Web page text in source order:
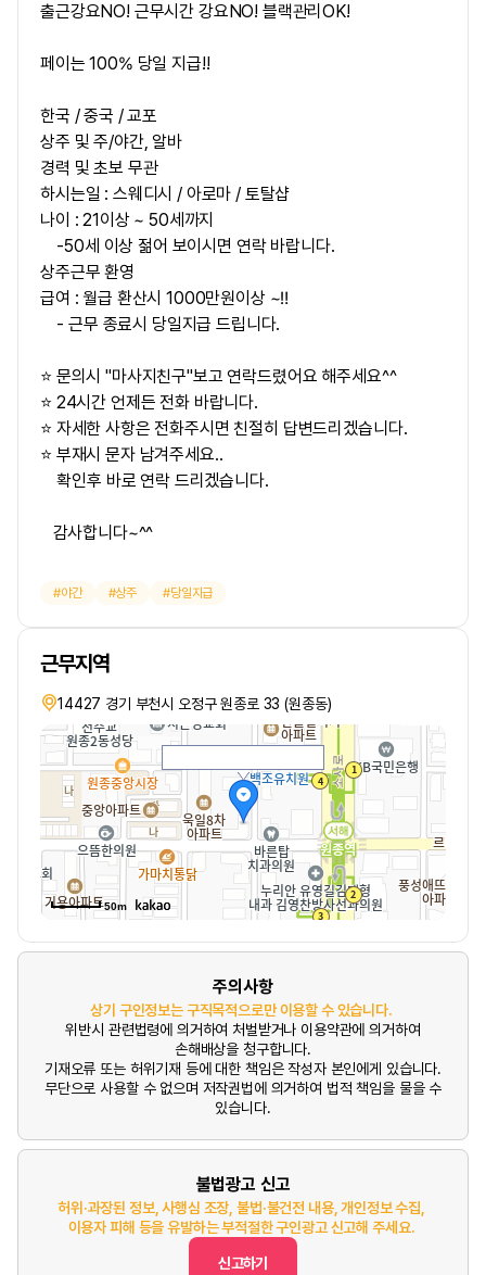
출근강요NO! 근무시간 강요NO! 블랙관리OK!
페이는 100% 당일 지급!!
한국 / 중국 / 교포
상주 및 주/야간, 알바
경력 및 초보 무관
하시는일 : 스웨디시 / 아로마 / 토탈샵
나이 : 21이상 ~ 50세까지
-50세 이상 젊어 보이시면 연락 바랍니다.
상주근무 환영
급여 : 월급 환산시 1000만원이상 ~‼
- 근무 종료시 당일지급 드립니다.
⭐ 문의시 "마사지친구"보고 연락드렸어요 해주세요^^
⭐ 24시간 언제든 전화 바랍니다.
⭐ 자세한 사항은 전화주시면 친절히 답변드리겠습니다.
⭐ 부재시 문자 남겨주세요..
확인후 바로 연락 드리겠습니다.
감사합니다~^^
야간 상주 당일지급
근무지역
14427 경기 부천시 오정구 원종로 33 (원종동)
50m
주의사항
상기 구인정보는 구직목적으로만 이용할 수 있습니다.
위반시 관련법령에 의거하여 처벌받거나 이용약관에 의거하여
손해배상을 청구합니다.
기재오류 또는 허위기재 등에 대한 책임은 작성자 본인에게 있습니다.
무단으로 사용할 수 없으며 저작권법에 의거하여 법적 책임을 물을 수
있습니다.
불법광고 신고
허위·과장된 정보, 사행심 조장, 불법·불건전 내용, 개인정보 수집,
이용자 피해 등을 유발하는 부적절한 구인광고 신고해 주세요.
신고하기